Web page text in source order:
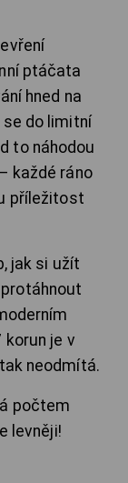
ptáčata
hned na
se do limitní
to náhodou
každé ráno
příležitost
jak si užít
korun je v
neodmítá.
počtem
levněji!